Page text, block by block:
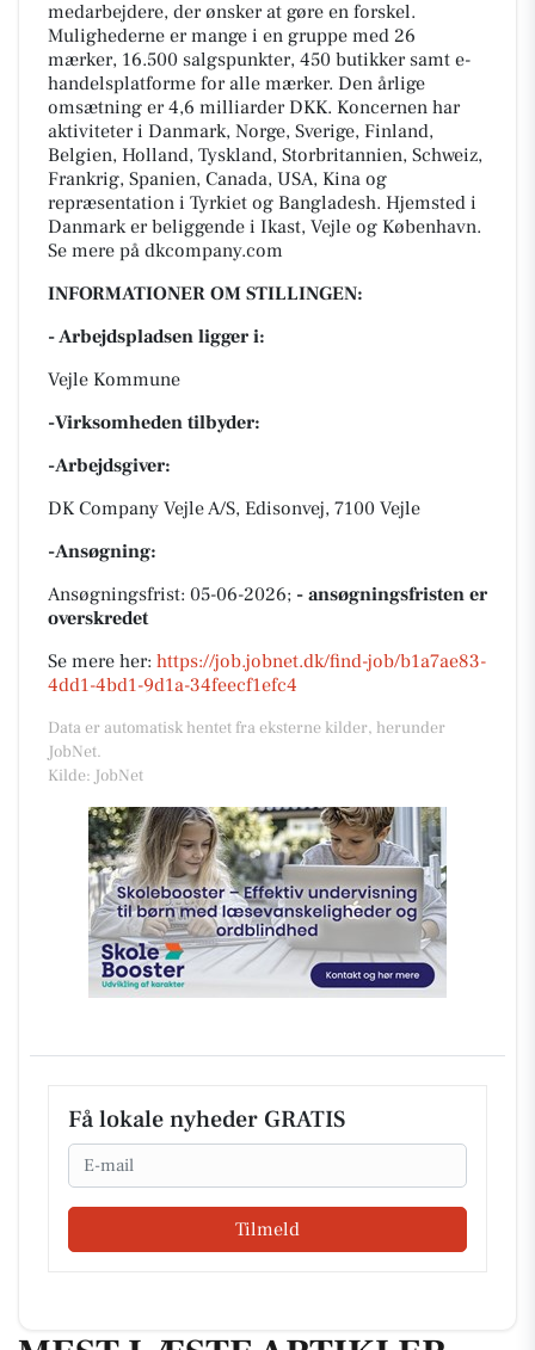
medarbejdere, der ønsker at gøre en forskel.
Mulighederne er mange i en gruppe med 26
mærker, 16.500 salgspunkter, 450 butikker samt e-
handelsplatforme for alle mærker. Den årlige
omsætning er 4,6 milliarder DKK. Koncernen har
aktiviteter i Danmark, Norge, Sverige, Finland,
Belgien, Holland, Tyskland, Storbritannien, Schweiz,
Frankrig, Spanien, Canada, USA, Kina og
repræsentation i Tyrkiet og Bangladesh. Hjemsted i
Danmark er beliggende i Ikast, Vejle og København.
Se mere på dkcompany.com
INFORMATIONER OM STILLINGEN:
- Arbejdspladsen ligger i:
Vejle Kommune
-Virksomheden tilbyder:
-Arbejdsgiver:
DK Company Vejle A/S, Edisonvej, 7100 Vejle
-Ansøgning:
Ansøgningsfrist: 05-06-2026; - ansøgningsfristen er
overskredet
Se mere her: https://job.jobnet.dk/find-job/b1a7ae83-
4dd1-4bd1-9d1a-34feecf1efc4
Data er automatisk hentet fra eksterne kilder, herunder
JobNet.
Kilde: JobNet
Få lokale nyheder GRATIS
Email
Tilmeld